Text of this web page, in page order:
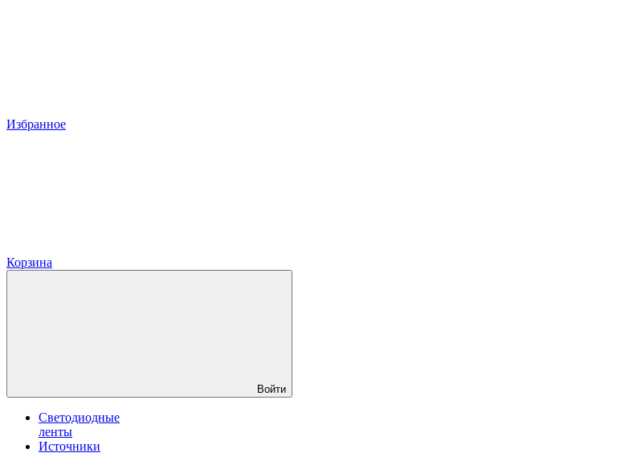
Избранное
Корзина
Войти
Светодиодные
ленты
Источники